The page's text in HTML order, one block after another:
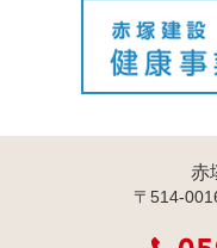
赤
〒514-